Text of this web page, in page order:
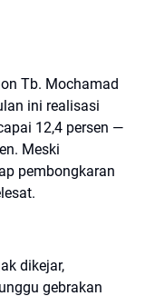
Tb. Mochamad
ini realisasi
12,4 persen —
Meski
pembongkaran
dikejar,
gebrakan